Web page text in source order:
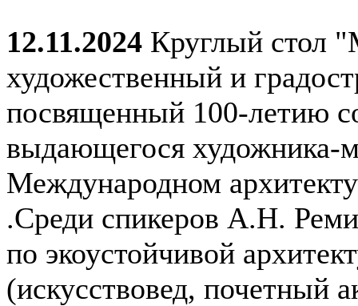
12.11.2024 Круглый стол
художественный и
посвященный 100-летию
выдающегося художника-
Международном
.Среди спикеров А.Н.
по экоустойчивой
(искусствовед,